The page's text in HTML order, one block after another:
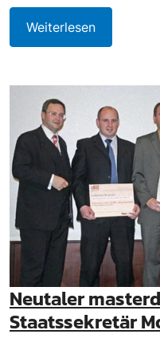
Weiterlesen
Neutaler
Staatssekretär